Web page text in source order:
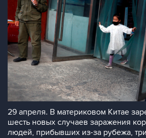
29 апреля. В материковом Китае
шесть новых случаев заражения
людей, прибывших из-за рубежа,